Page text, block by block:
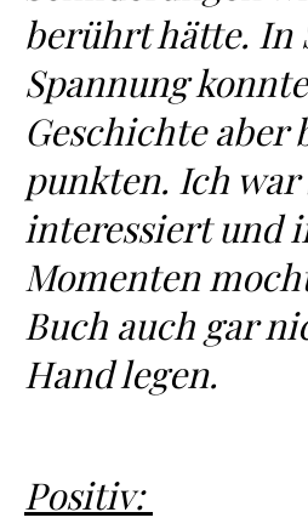
berührt hätte. In
Spannung
Geschichte aber
punkten. Ich war
interessiert und
Momenten
Buch auch gar
Hand legen.
Positiv: